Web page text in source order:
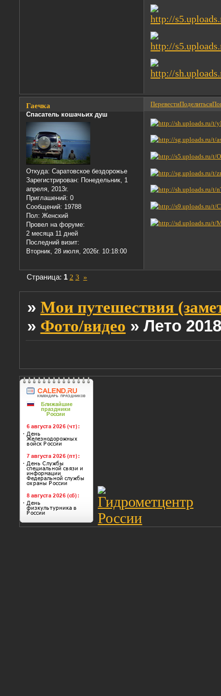
ПеревестиПоделиться
Гаечка
Спасатель кошачьих душ
Откуда: Саратовское бездорожье
Зарегистрирован: Понедельник, 1
апреля, 2013г.
Приглашений: 0
Сообщений: 19788
Пол: Женский
Провел на форуме:
2 месяца 11 дней
Последний визит:
Вторник, 28 июля, 2026г. 10:18:00
Страница: 1 2 3 »
» Мои путешествия
» Фото/видео » Лето 2018